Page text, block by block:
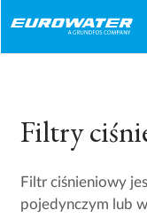
Filtry
Filtr ciśnieniowy
pojedynczym lub